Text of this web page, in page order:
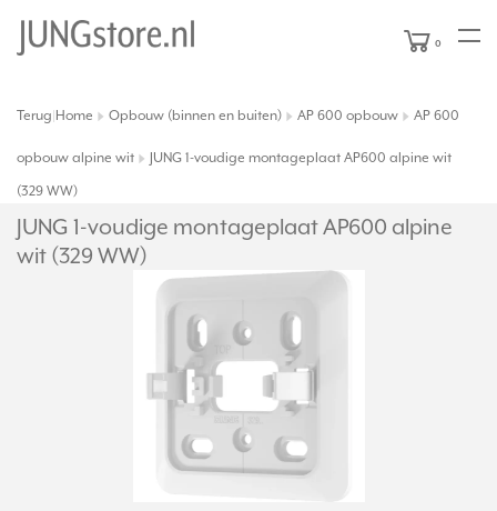
0
Terug Home Opbouw (binnen en buiten) AP 600 opbouw AP 600
opbouw alpine wit JUNG 1-voudige montageplaat AP600 alpine wit
(329 WW)
JUNG 1-voudige montageplaat AP600 alpine
wit (329 WW)